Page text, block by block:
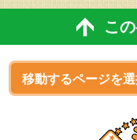
こ